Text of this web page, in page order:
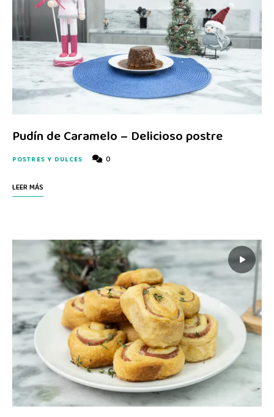
Pudín de Caramelo – Delicioso postre
POSTRES Y DULCES 0
LEER MÁS